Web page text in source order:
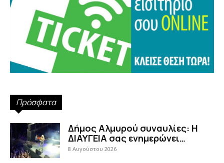
Πρόσφατα
Δήμος Αλμυρού συναυλίες: Η
ΔΙΑΥΓΕΙΑ σας ενημερώνει…
8 Αυγούστου 2026